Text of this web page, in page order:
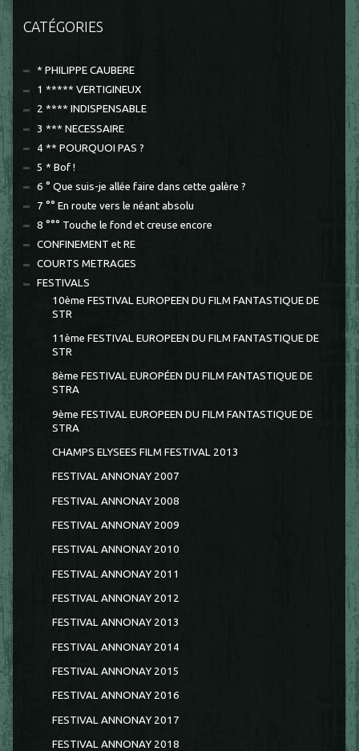
CATÉGORIES
* PHILIPPE CAUBERE
1 ***** VERTIGINEUX
2 **** INDISPENSABLE
3 *** NECESSAIRE
4 ** POURQUOI PAS ?
5 * Bof !
6 ° Que suis-je allée faire dans cette galère ?
7 °° En route vers le néant absolu
8 °°° Touche le fond et creuse encore
CONFINEMENT et RE
COURTS METRAGES
FESTIVALS
10ème FESTIVAL EUROPEEN DU FILM FANTASTIQUE DE
STR
11ème FESTIVAL EUROPEEN DU FILM FANTASTIQUE DE
STR
8ème FESTIVAL EUROPÉEN DU FILM FANTASTIQUE DE
STRA
9ème FESTIVAL EUROPEEN DU FILM FANTASTIQUE DE
STRA
CHAMPS ELYSEES FILM FESTIVAL 2013
FESTIVAL ANNONAY 2007
FESTIVAL ANNONAY 2008
FESTIVAL ANNONAY 2009
FESTIVAL ANNONAY 2010
FESTIVAL ANNONAY 2011
FESTIVAL ANNONAY 2012
FESTIVAL ANNONAY 2013
FESTIVAL ANNONAY 2014
FESTIVAL ANNONAY 2015
FESTIVAL ANNONAY 2016
FESTIVAL ANNONAY 2017
FESTIVAL ANNONAY 2018